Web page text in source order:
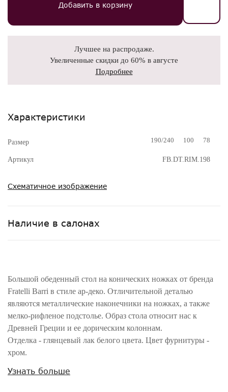
Добавить в корзину
Лучшее на распродаже.
Увеличенные скидки до 60% в августе
Подробнее
Характеристики
Размер 190/240 100 78
Артикул FB.DT.RIM.198
Схематичное изображение
Наличие в салонах
Большой обеденный стол на конических ножках от бренда
Fratelli Barri в стиле ар-деко. Отличительной деталью
являются металлические наконечники на ножках, а также
мелко-рифленое подстолье. Образ стола относит нас к
Древней Греции и ее дорическим колоннам.
Отделка - глянцевый лак белого цвета. Цвет фурнитуры -
хром.
ножки - массив дерева.
Узнать больше